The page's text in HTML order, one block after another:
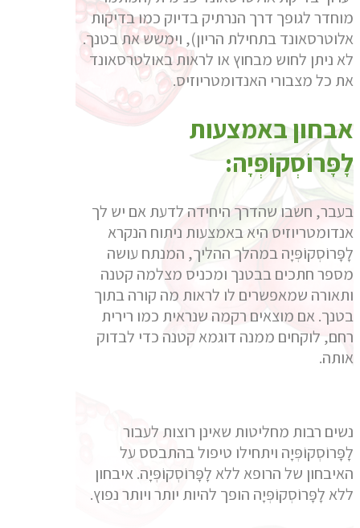
מוחדר לגופך דרך הנרתיק בדיוק כמו בדיקות
אלוטרסאונד בתחילת הריון), וימשש את בטנך.
לא ניתן לחוש מבחוץ או לראות באולטרסאונד
את כל מצבורי האנדומטריוזיס.
אבחון באמצעות
לָפָּרוֹסְקוֹפְּיָה:
בעבר, חשבו שהדרך היחידה לדעת אם יש לך
אנדומטריוזיס היא באמצעות ניתוח הנקרא
לָפָּרוֹסְקוֹפְּיָה במהלך ההליך, המנתח עושה
מספר חתכים בבטנך ומכניס מצלמה קטנה
ותאורה שמאפשרים לו לראות מה קורה בתוך
בטנך. אם מוצאים רקמה שנראית כמו רירית
רחם, לוקחים ממנה דוגמא קטנה כדי לבדוק
אותה.
נשים רבות מחליטות שאינן רוצות לעבור
לָפָּרוֹסְקוֹפְּיָה ויתחילו טיפול בהתבסס על
האיבחון של הרופא ללא לָפָּרוֹסְקוֹפְּיָה. איבחון
ללא לָפָּרוֹסְקוֹפְּיָה הופך להיות יותר ויותר נפוץ.